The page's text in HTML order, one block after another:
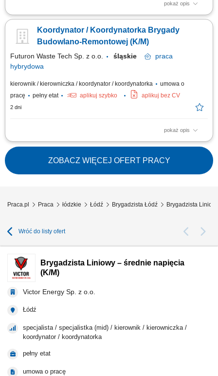
pokaż opis
Organiczna obsługa i merytoryczne kierowanie pracami związanymi z
Rozdzielanie zadań w zespole, rozliczanie harmonogramów i nadzór nad
sprawnym przebiegiem robót w terenie. Kontrola techniczna parametrów
Koordynator / Koordynatorka Brygady
Budowlano-Remontowej (K/M)
Futuron Waste Tech Sp. z o.o. śląskie
praca
hybrydowa
kierownik / kierowniczka / koordynator / koordynatorka
umowa o
pracę
pełny etat aplikuj szybko aplikuj bez CV
2 dni
pokaż opis
Organiczna obsługa i merytoryczne kierowanie pracami związanymi z
aplikacją powłok ochronnych oraz naprawą poszyć dachów płaskich.
Rozdzielanie zadań w zespole, rozliczanie harmonogramów i nadzór nad
sprawnym przebiegiem robót w terenie. Kontrola techniczna parametrów
wykonania oraz...
ZOBACZ WIĘCEJ OFERT PRACY
Praca.pl Praca łódzkie Łódź Brygadzista Łódź Brygadzista
Wróć do listy ofert
Brygadzista Liniowy – średnie napięcia
(K/M)
Victor Energy Sp. z o.o.
Łódź
specjalista / specjalistka (mid) / kierownik / kierowniczka /
koordynator / koordynatorka
pełny etat
umowa o pracę